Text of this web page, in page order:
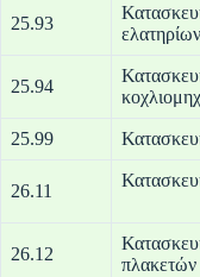
25.93
25.94
25.99
26.11
26.12